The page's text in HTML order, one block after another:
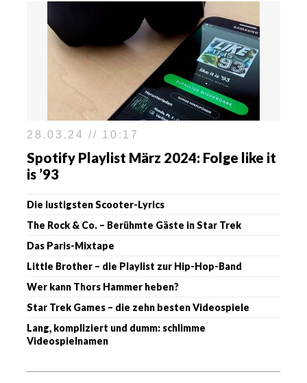
28.03.24 // 10:17
Spotify Playlist März 2024: Folge like it
is ’93
Die lustigsten Scooter-Lyrics
The Rock & Co. – Berühmte Gäste in Star Trek
Das Paris-Mixtape
Little Brother – die Playlist zur Hip-Hop-Band
Wer kann Thors Hammer heben?
Star Trek Games – die zehn besten Videospiele
Lang, kompliziert und dumm: schlimme
Videospielnamen